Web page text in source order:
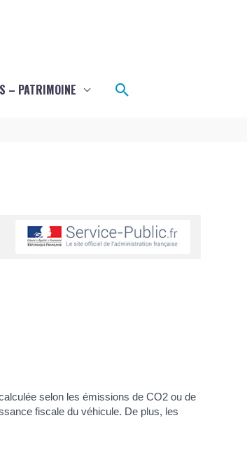
– PATRIMOINE Rechercher
selon les émissions de CO2 ou de
fiscale du véhicule. De plus, les